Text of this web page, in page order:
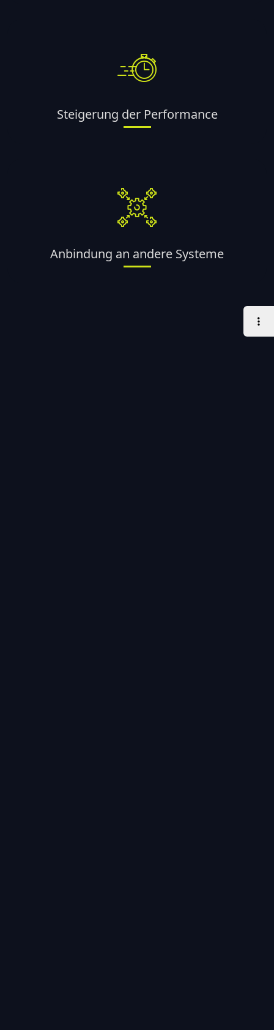
Steigerung der Performance
Anbindung an andere Systeme